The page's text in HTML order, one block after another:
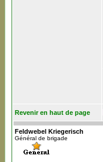
Revenir en haut de page
Feldwebel Kriegerisch
Général de brigade